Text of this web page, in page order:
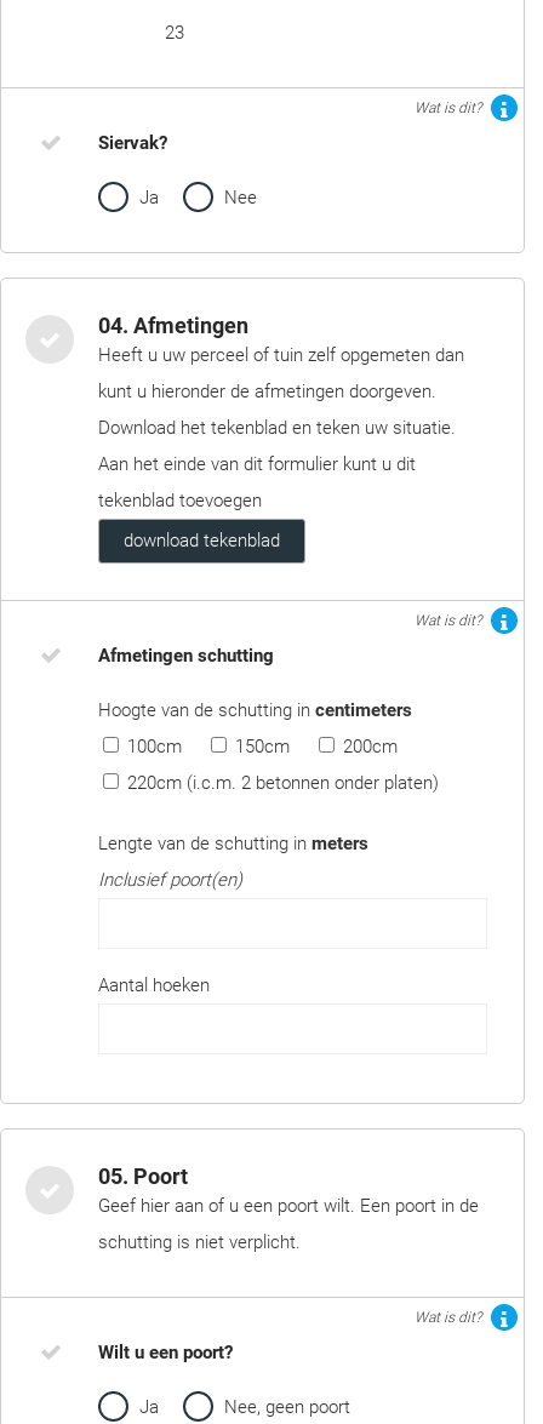
23
Wat is dit?
Siervak?
Ja Nee
04. Afmetingen
Heeft u uw perceel of tuin zelf opgemeten dan
kunt u hieronder de afmetingen doorgeven.
Download het tekenblad en teken uw situatie.
Aan het einde van dit formulier kunt u dit
tekenblad toevoegen
download tekenblad
Wat is dit?
Afmetingen schutting
Hoogte van de schutting in centimeters
100cm
150cm
200cm
220cm (i.c.m. 2 betonnen onder platen)
Lengte van de schutting in meters
Inclusief poort(en)
Aantal hoeken
05. Poort
Geef hier aan of u een poort wilt. Een poort in de
schutting is niet verplicht.
Wat is dit?
Wilt u een poort?
Ja Nee, geen poort